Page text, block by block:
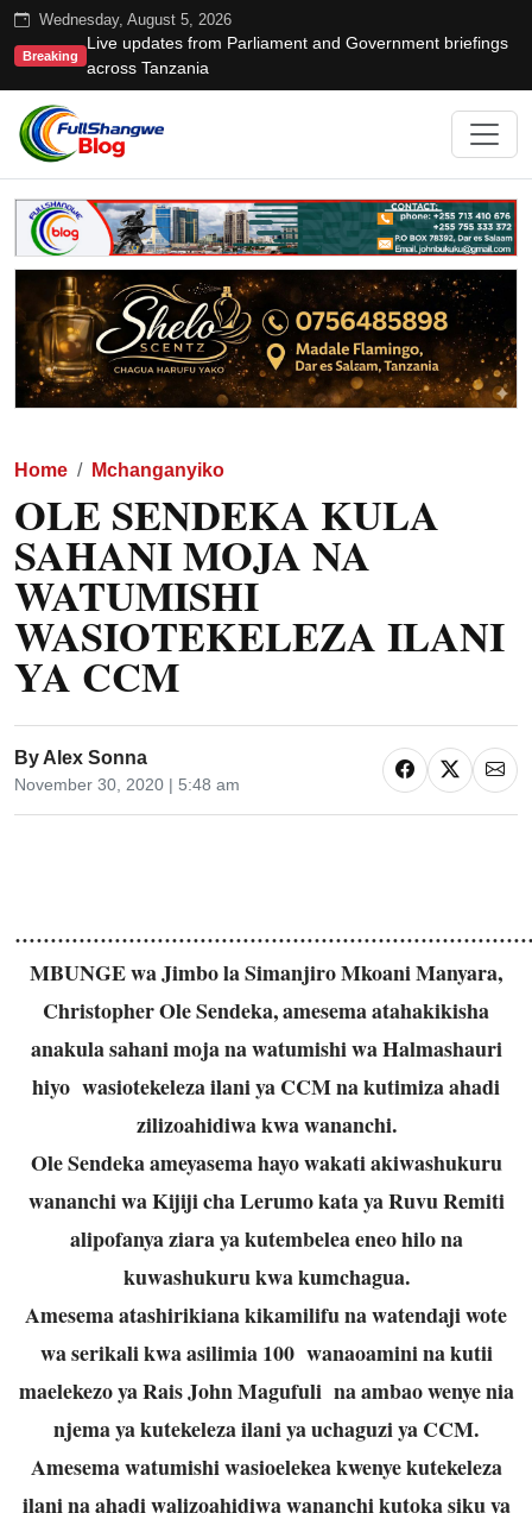
Wednesday, August 5, 2026
Breaking
Live updates from Parliament and Government briefings
across Tanzania
Home Mchanganyiko
OLE SENDEKA KULA
SAHANI MOJA NA
WATUMISHI
WASIOTEKELEZA ILANI
YA CCM
By Alex Sonna
November 30, 2020 | 5:48 am
MBUNGE wa Jimbo la Simanjiro Mkoani Manyara,
Christopher Ole Sendeka, amesema atahakikisha
anakula sahani moja na watumishi wa Halmashauri
hiyo wasiotekeleza ilani ya CCM na kutimiza ahadi
zilizoahidiwa kwa wananchi.
Ole Sendeka ameyasema hayo wakati akiwashukuru
wananchi wa Kijiji cha Lerumo kata ya Ruvu Remiti
alipofanya ziara ya kutembelea eneo hilo na
kuwashukuru kwa kumchagua.
Amesema atashirikiana kikamilifu na watendaji wote
wa serikali kwa asilimia 100 wanaoamini na kutii
maelekezo ya Rais John Magufuli na ambao wenye nia
njema ya kutekeleza ilani ya uchaguzi ya CCM.
Amesema watumishi wasioelekea kwenye kutekeleza
ilani na ahadi walizoahidiwa wananchi kutoka siku ya